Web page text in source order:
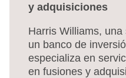
y adquisiciones
Harris Williams,
un banco de
especializa en
en fusiones y